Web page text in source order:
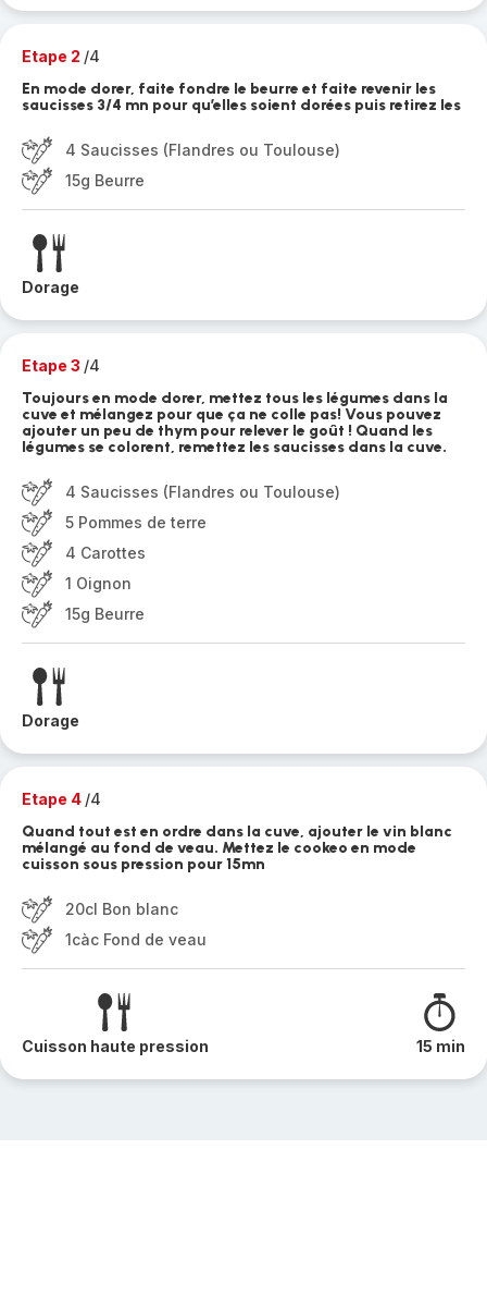
Etape 2 /4
En mode dorer, faite fondre le beurre et faite revenir les
saucisses 3/4 mn pour qu’elles soient dorées puis retirez les
4 Saucisses (Flandres ou Toulouse)
15g Beurre
Dorage
Etape 3 /4
Toujours en mode dorer, mettez tous les légumes dans la
cuve et mélangez pour que ça ne colle pas! Vous pouvez
ajouter un peu de thym pour relever le goût ! Quand les
légumes se colorent, remettez les saucisses dans la cuve.
4 Saucisses (Flandres ou Toulouse)
5 Pommes de terre
4 Carottes
1 Oignon
15g Beurre
Dorage
Etape 4 /4
Quand tout est en ordre dans la cuve, ajouter le vin blanc
mélangé au fond de veau. Mettez le cookeo en mode
cuisson sous pression pour 15mn
20cl Bon blanc
1càc Fond de veau
Cuisson haute pression 15 min